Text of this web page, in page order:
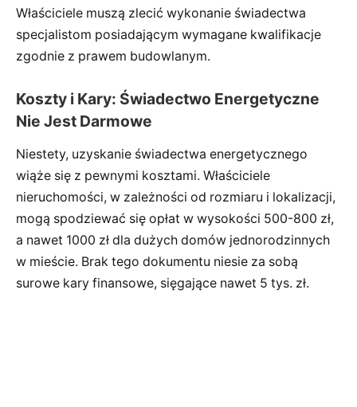
Właściciele muszą zlecić wykonanie świadectwa
specjalistom posiadającym wymagane kwalifikacje
zgodnie z prawem budowlanym.
Koszty i Kary: Świadectwo Energetyczne
Nie Jest Darmowe
Niestety, uzyskanie świadectwa energetycznego
wiąże się z pewnymi kosztami. Właściciele
nieruchomości, w zależności od rozmiaru i lokalizacji,
mogą spodziewać się opłat w wysokości 500-800 zł,
a nawet 1000 zł dla dużych domów jednorodzinnych
w mieście. Brak tego dokumentu niesie za sobą
surowe kary finansowe, sięgające nawet 5 tys. zł.